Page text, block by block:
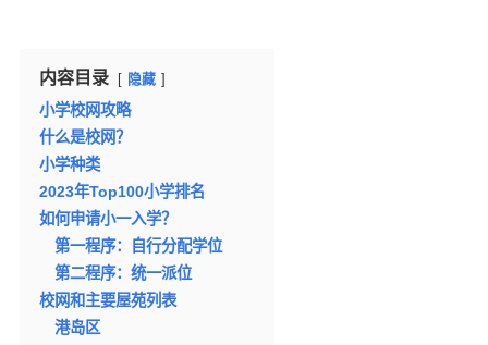
内容目录 隐藏
小学校网攻略
什么是校网？
小学种类
2023年Top100小学排名
如何申请小一入学？
第一程序：自行分配学位
第二程序：统一派位
校网和主要屋苑列表
港岛区